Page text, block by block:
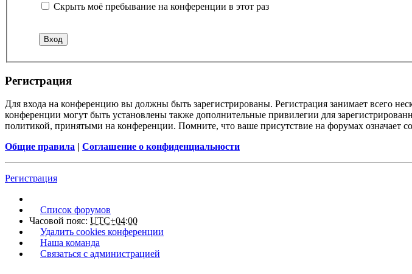
Скрыть моё пребывание на конференции в этот раз
Регистрация
Для входа на конференцию вы должны быть зарегистрированы. Регистрация занимает всего
конференции могут быть установлены также дополнительные привилегии для
политикой, принятыми на конференции. Помните, что ваше присутствие на форумах означает
Общие правила | Соглашение о конфиденциальности
Регистрация
Список форумов
Часовой пояс: UTC+04:00
Удалить cookies конференции
Наша команда
Связаться с администрацией